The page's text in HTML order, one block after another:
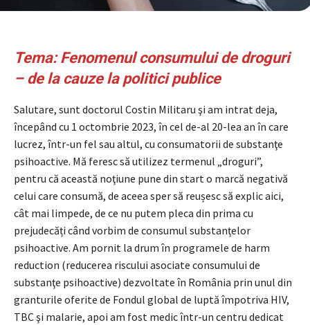
Tema: Fenomenul consumului de droguri
– de la cauze la politici publice
Salutare, sunt doctorul Costin Militaru şi am intrat deja,
începând cu 1 octombrie 2023, în cel de-al 20-lea an în care
lucrez, într-un fel sau altul, cu consumatorii de substanţe
psihoactive. Mă feresc să utilizez termenul „droguri”,
pentru că această noţiune pune din start o marcă negativă
celui care consumă, de aceea sper să reușesc să explic aici,
cât mai limpede, de ce nu putem pleca din prima cu
prejudecăți când vorbim de consumul substanțelor
psihoactive. Am pornit la drum în programele de harm
reduction (reducerea riscului asociate consumului de
substanţe psihoactive) dezvoltate în România prin unul din
granturile oferite de Fondul global de luptă împotriva HIV,
TBC şi malarie, apoi am fost medic într-un centru dedicat